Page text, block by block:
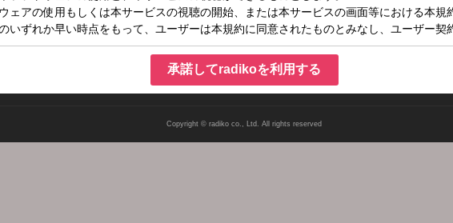
鳥トマトのわるくち畑
Copyright © radiko co., Ltd. All rights reserved
承諾してradikoを利用する